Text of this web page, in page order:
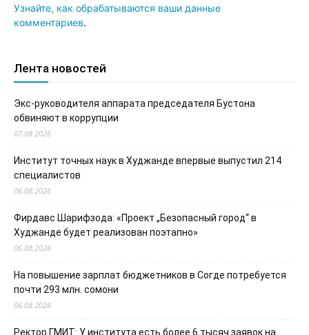
Узнайте, как обрабатываются ваши данные
комментариев.
Лента новостей
Экс-руководителя аппарата председателя Бустона
обвиняют в коррупции
07.08.2026
Институт точных наук в Худжанде впервые выпустил 214
специалистов
06.08.2026
Фирдавс Шарифзода: «Проект „Безопасный город“ в
Худжанде будет реализован поэтапно»
06.08.2026
На повышение зарплат бюджетников в Согде потребуется
почти 293 млн. сомони
06.08.2026
Ректор ГМИТ: У института есть более 6 тысяч заявок на